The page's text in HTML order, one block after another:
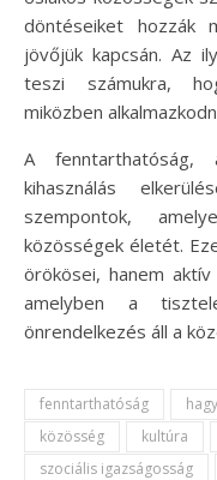
döntéseiket hozzák
jövőjük kapcsán. Az
teszi számukra,
miközben
A
kihasználás
szempontok,
közösségek életét.
örökösei, hanem
amelyben a
önrendelkezés áll a
fenntarthatóság
közösség
kultúra
szociális igazságosság